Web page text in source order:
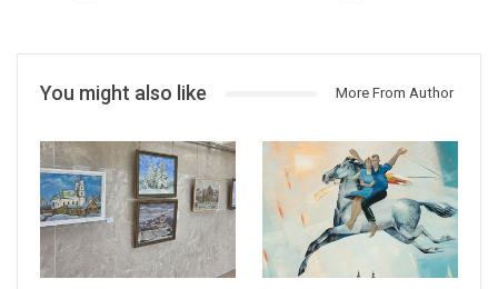
You might also like More From Author